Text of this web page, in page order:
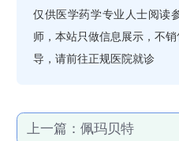
仅供医学药学专业人士阅读
师，本站只做信息展示，不
导，请前往正规医院就诊
上一篇： 佩玛贝特